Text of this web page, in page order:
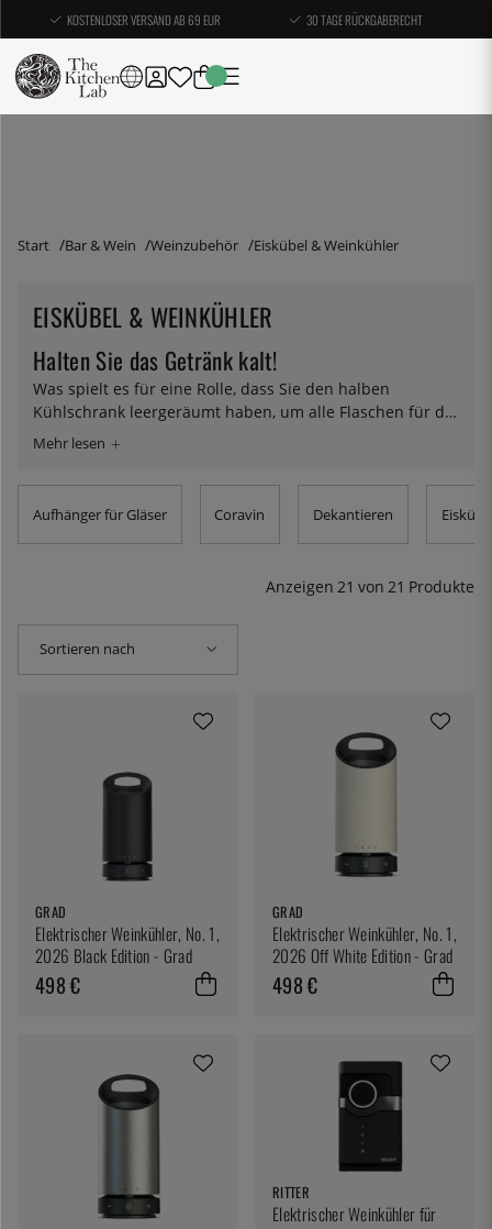
KOSTENLOSER VERSAND AB 69 EUR 30 TAGE RÜCKGABERECHT
Start Bar & Wein Weinzubehör Eiskübel & Weinkühler
EISKÜBEL & WEINKÜHLER
Halten Sie das Getränk kalt!
Was spielt es für eine Rolle, dass Sie den halben
Kühlschrank leergeräumt haben, um alle Flaschen für die
Party unterzubringen, wenn Sie die Flaschen auf den
werden? Mit Eiskübeln und Weinkühlern können Sie Ihre
Flaschen die ganze Nacht eiskalt halten. Es erspart Ihnen
auch die Mühe, jedes Mal zum Kühlschrank hin und her
zu laufen, wenn jemand etwas nachfüllen möchte – aber
Aufhänger für Gläser Coravin Dekantieren
Anzeigen 21 von 21 Produkte
Sortieren nach
GRAD
Elektrischer Weinkühler, No. 1,
2026 Black Edition - Grad
498 €
GRAD
Elektrischer Weinkühler, No. 1,
2026 Off White Edition - Grad
498 €
RITTER
Elektrischer Weinkühler für